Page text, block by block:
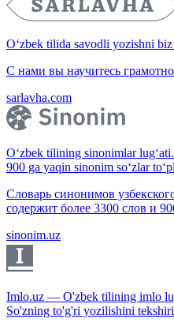
O‘zbek tilida savodli yozishni
С нами вы научитесь
sarlavha.com
O‘zbek tilining sinonimlar
900 ga yaqin sinonim so‘zlar
Словарь синонимов
содержит более 3300 слов и
sinonim.uz
Imlo.uz — O'zbek tilining imlo
So'zning to'g'ri yozilishini